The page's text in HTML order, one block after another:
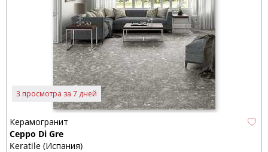
3 просмотра за 7 дней
Керамогранит
Ceppo Di Gre
Keratile (Испания)